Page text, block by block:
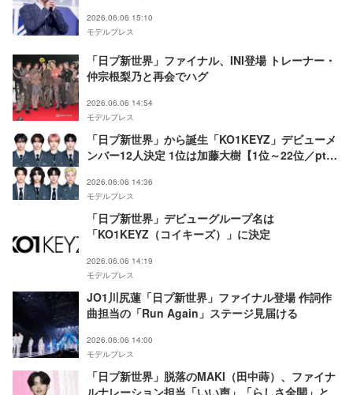
2026.06.06 15:10
モデルプレス
「日プ新世界」ファイナル、INI登場 トレーナー・
仲宗根梨乃と再会でハグ
2026.06.06 14:54
モデルプレス
「日プ新世界」から誕生「KO1KEYZ」デビューメ
ンバー12人決定 1位は加藤大樹【1位～22位／pts
2026.06.06 14:36
モデルプレス
「日プ新世界」デビューグループ名は
「KO1KEYZ（コイキーズ）」に決定
2026.06.06 14:19
モデルプレス
JO1川尻蓮「日プ新世界」ファイナル登場 作詞作
曲担当の「Run Again」ステージ見届ける
2026.06.06 14:00
モデルプレス
「日プ新世界」脱落のMAKI（田中蒔）、ファイナ